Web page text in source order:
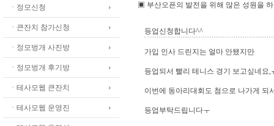
ㆍ정모신청
ㆍ큰잔치 참가신청
ㆍ정모벙개 사진방
ㆍ정모벙개 후기방
ㆍ테사모웹 큰잔치
ㆍ테사모웹 운영진
▣ 부산오픈의 발전을 위해 많은 성원을
등업신청합니다^^
가입 인사 드린지는 얼마 안됐지만
등업되서 빨리 테니스 경기 보고싶네요,
이번에 동아리대회도 첨으로 나가게 되
등업부탁드립니다ㅜ